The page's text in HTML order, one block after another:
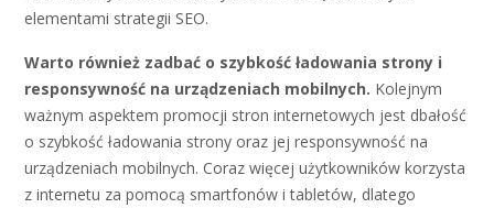
elementami strategii SEO.
Warto również zadbać o szybkość ładowania strony i
responsywność na urządzeniach mobilnych. Kolejnym
ważnym aspektem promocji stron internetowych jest dbałość
o szybkość ładowania strony oraz jej responsywność na
urządzeniach mobilnych. Coraz więcej użytkowników korzysta
z internetu za pomocą smartfonów i tabletów, dlatego